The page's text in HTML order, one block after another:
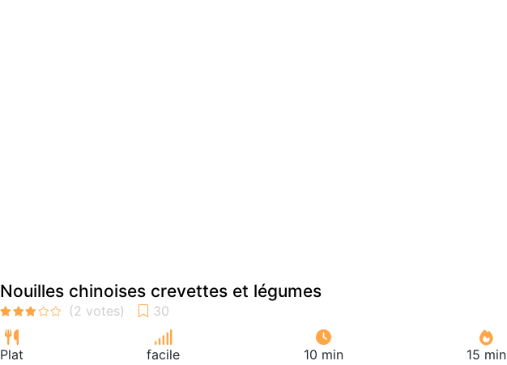
Nouilles chinoises crevettes et légumes
Plat facile 10 min 15 min